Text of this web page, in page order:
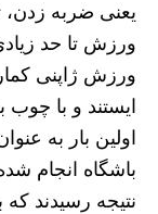
یعنی ضربه زدن،
ورزش تا حد
ورزش ژاپنی
ایستند و با
باشگاه انجام
نتیجه رسیدند